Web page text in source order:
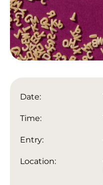
Date:
Time:
Entry:
Location: